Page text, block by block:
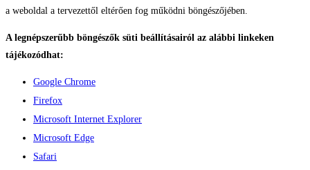
a weboldal a tervezettől eltérően fog működni böngészőjében.
A legnépszerűbb böngészők süti beállításairól az alábbi linkeken
tájékozódhat:
Google Chrome
Firefox
Microsoft Internet Explorer
Microsoft Edge
Safari